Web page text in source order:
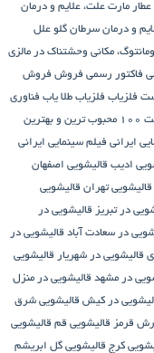
عطار مارت علت، علایم و درمان
و درمان سرطان گلو علل
مکانی وحشتناک در مالزی
فاکتور رسمی فروش فروش
فلزیاب فلزیاب طلا یاب فناوری
فهرست ۱۰۰ محبوب ترین و بهترین
ایرانی فیلم سینمایی ایرانی
ادیب قالیشویی اصفهان
قالیشویی تهران قالیشویی
در تبریز قالیشویی در
در سعادت آباد قالیشویی در
قالیشویی در شهریار قالیشویی
در مشهد قالیشویی در منزل
در کیش قالیشویی شرق
قرمز قالیشویی قم قالیشویی
کرج قالیشویی گل ابریشم